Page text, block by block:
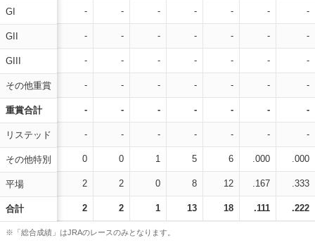
GI
GII
GIII
その他重賞
重賞合計
リステッド
その他特別
平場
合計
- - - - - - -
- - - - - - -
- - - - - - -
- - - - - - -
- - - - - - -
- - - - - - -
0 0 1 5 6 .000 .000
2 2 0 8 12 .167 .333
2 2 1 13 18 .111 .222
※「総合成績」はJRAのレースのみとなります。